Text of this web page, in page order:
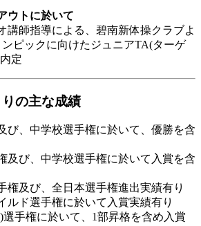
ウトに於いて
講師指導による、碧南新体操クラブよ
ンピックに向けたジュニアTA(ターゲ
定
の主な成績
び、中学校選手権に於いて、優勝を含
及び、中学校選手権に於いて入賞を含
権及び、全日本選手権進出実績有り
ルド選手権に於いて入賞実績有り
選手権に於いて、1部昇格を含め入賞